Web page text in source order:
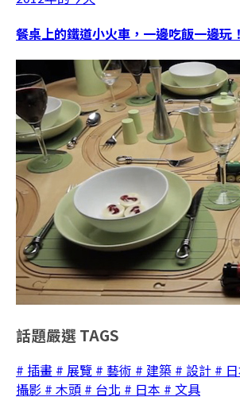
餐桌上的鐵道小火車，一邊吃飯一邊玩！
話題嚴選 TAGS
# 插畫 # 展覽 # 藝術 # 建築 # 設計 #
攝影 # 木頭 # 台北 # 日本 # 文具